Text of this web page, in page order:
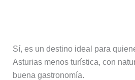
Sí, es un destino ideal para
Asturias menos turística, con
buena gastronomía.